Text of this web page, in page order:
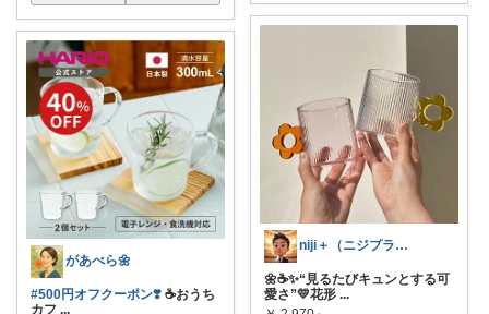
があべら🌼
#500円オフクーポン❣️ ☕おうち
カフ ...
niji＋（ニジプラス）感謝しています
🌼☕✨“見るたびキュンとする可
愛さ”💛花形 ...